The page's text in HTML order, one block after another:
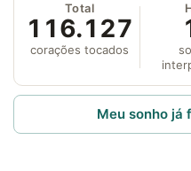
Total
116.127
corações tocados
Meu sonho já